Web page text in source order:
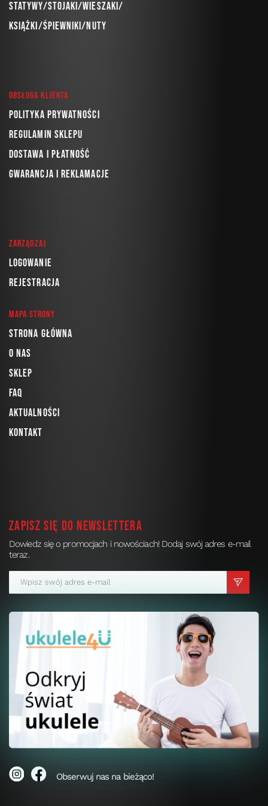
Statywy/Stojaki/Wieszaki/
Książki/Śpiewniki/Nuty
Obsługa klienta
Polityka prywatności
Regulamin sklepu
Dostawa i płatność
Gwarancja i reklamacje
Zarządzaj
Logowanie
Rejestracja
Mapa strony
Strona główna
O nas
Sklep
FAQ
Aktualności
Kontakt
Zapisz się do newslettera
Dowiedz się o promocjach i nowościach! Dodaj swój adres e-mail
teraz.
Obserwuj nas na bieżąco!